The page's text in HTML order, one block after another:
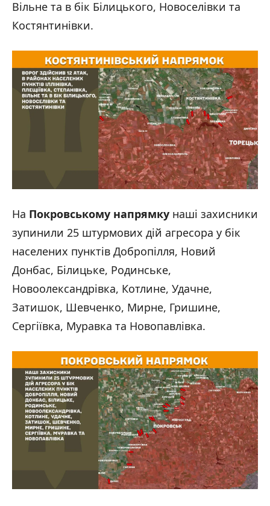
Вільне та в бік Білицького, Новоселівки та
Костянтинівки.
На Покровському напрямку наші захисники
зупинили 25 штурмових дій агресора у бік
населених пунктів Добропілля, Новий
Донбас, Білицьке, Родинське,
Новоолександрівка, Котлине, Удачне,
Затишок, Шевченко, Мирне, Гришине,
Сергіївка, Муравка та Новопавлівка.